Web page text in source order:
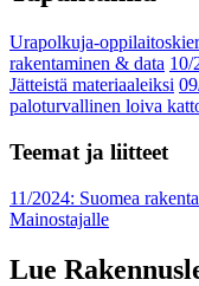
Urapolkuja-
rakentaminen & data 10/
Jätteistä materiaaleiksi
paloturvallinen loiva
Teemat ja liitteet
11/2024: Suomea
Mainostajalle
Lue